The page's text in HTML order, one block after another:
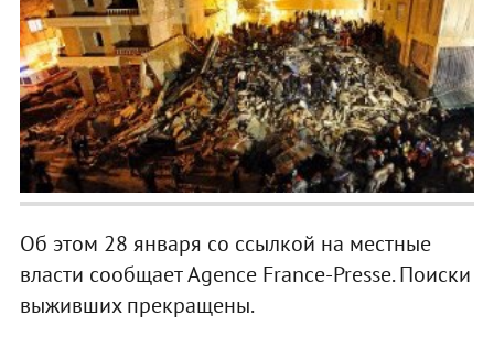
Об этом 28 января со ссылкой на местные
власти сообщает Agence France-Presse. Поиски
выживших прекращены.